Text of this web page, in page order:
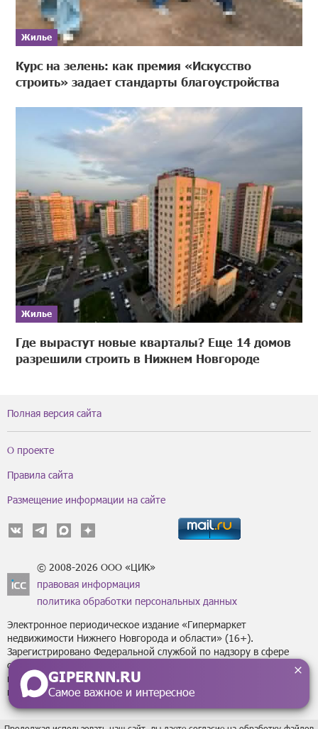
Жилье
Курс на зелень: как премия «Искусство
строить» задает стандарты благоустройства
Жилье
Где вырастут новые кварталы? Еще 14 домов
разрешили строить в Нижнем Новгороде
GIPERNN.RU
Самое важное и интересное
Полная версия сайта
О проекте
Правила сайта
Размещение информации на сайте
© 2008-2026 ООО «ЦИК»
правовая информация
политика обработки персональных данных
Электронное периодическое издание «Гипермаркет
недвижимости Нижнего Новгорода и области» (16+).
Зарегистрировано Федеральной службой по надзору в сфере
связи, информационных технологий
и массовых коммуникаций (Роскомнадзор) за регистрационным
номером Эл № ФС77-43795 от 07 февраля 2011 г.